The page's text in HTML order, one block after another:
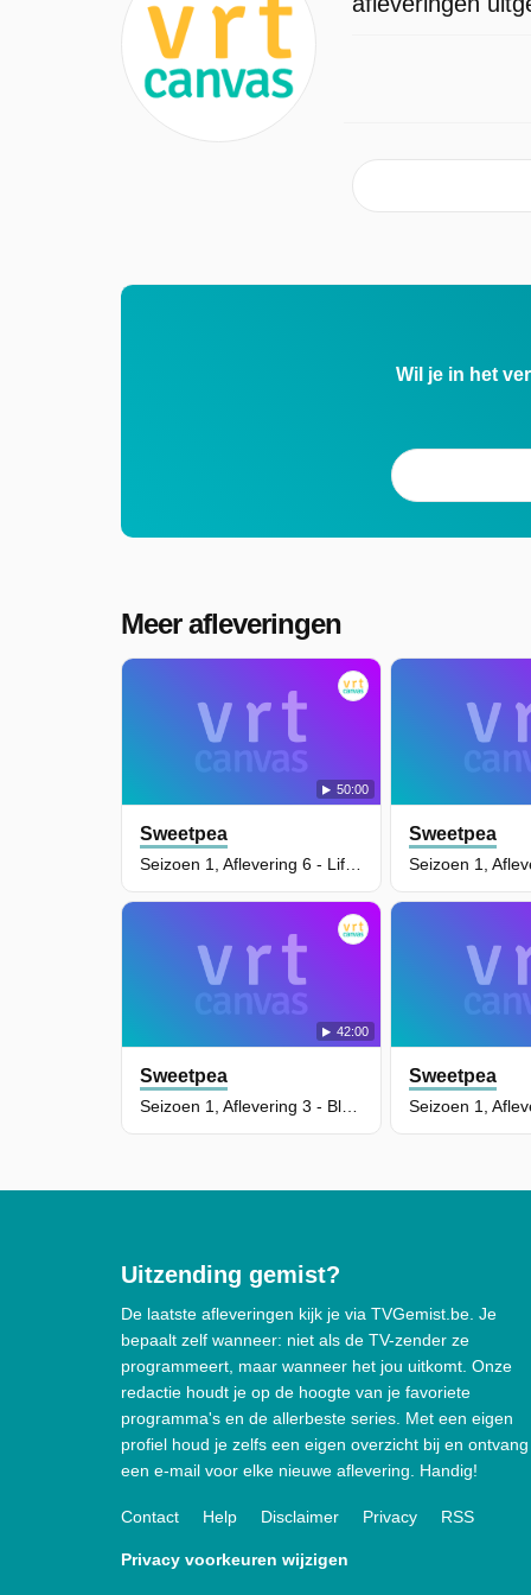
Wil je in het
Meer afleveringen
50:00
Sweetpea Sweetpea
42:00
Sweetpea Sweetpea
Uitzending gemist?
De laatste afleveringen kijk je via TVGemist.be. Je
bepaalt zelf wanneer: niet als de TV-zender ze
programmeert, maar wanneer het jou uitkomt. Onze
redactie houdt je op de hoogte van je favoriete
programma's en de allerbeste series. Met een eigen
profiel houd je zelfs een eigen overzicht bij en
een e-mail voor elke nieuwe aflevering. Handig!
Contact Help Disclaimer Privacy RSS
Privacy voorkeuren wijzigen